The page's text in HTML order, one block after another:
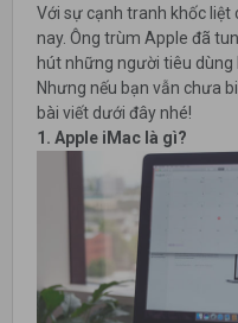
Với sự cạnh tranh khốc liệt
nay. Ông trùm Apple đã
hút những người tiêu dùng
Nhưng nếu bạn vẫn chưa
bài viết dưới đây nhé!
1. Apple iMac là gì?